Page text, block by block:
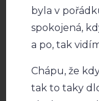
byla v
spokojená,
a po, tak
Chápu, že
tak to taky